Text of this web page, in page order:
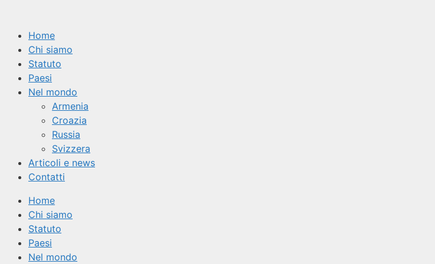
contenuto
Home
Chi siamo
Statuto
Paesi
Nel mondo
Armenia
Croazia
Russia
Svizzera
Articoli e news
Contatti
Home
Chi siamo
Statuto
Paesi
Nel mondo